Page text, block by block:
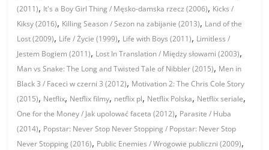
(2011), It's a Boy Girl Thing / Męsko-damska rzecz (2006), Kicks /
Kiksy (2016), Killing Season / Sezon na zabijanie (2013), Land of the
Lost (2009), Life / Życie (1999), Life with Boys (2011), Limitless /
Jestem Bogiem (2011), Lost In Translation / Między słowami (2003),
Man vs Snake: The Long and Twisted Tale of Nibbler (2015), Men in
Black 3 / Faceci w czerni 3 (2012), Motivation 2: The Chris Cole Story
(2015), Netflix, Netflix filmy, netflix pl, Netflix Polska, Netflix seriale,
One for the Money / Jak upolować faceta (2012), Parasite / Huba
(2014), Popstar: Never Stop Never Stopping / Popstar: Never Stop
Never Stopping (2016), Public Enemies / Wrogowie publiczni (2009),